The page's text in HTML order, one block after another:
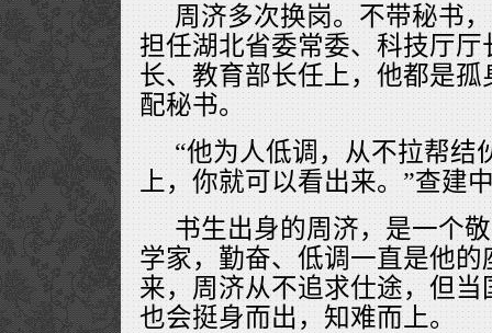
周济多次换岗。不带秘书
担任湖北省委常委、科技厅
长、教育部长任上，他都是
配秘书。
“他为人低调，从不拉帮结
上，你就可以看出来。”查建
书生出身的周济，是一个
学家，勤奋、低调一直是他
来，周济从不追求仕途，但
也会挺身而出，知难而上。